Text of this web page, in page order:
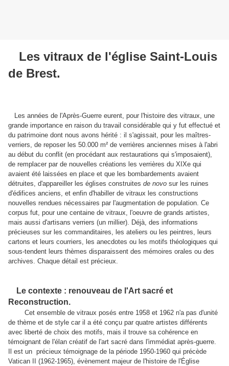
Les vitraux de l'église Saint-Louis
de Brest.
Les années de l'Après-Guerre eurent, pour l'histoire des vitraux, une
grande importance en raison du travail considérable qui y fut effectué et
du patrimoine dont nous avons hérité : il s'agissait, pour les maîtres-
verriers, de reposer les 50.000 m² de verrières anciennes mises à l'abri
au début du conflit (en procédant aux restaurations qui s'imposaient),
de remplacer par de nouvelles créations les verrières du XIXe qui
avaient été laissées en place et que les bombardements avaient
détruites, d'appareiller les églises construites de novo sur les ruines
d'édifices anciens, et enfin d'habiller de vitraux les constructions
nouvelles rendues nécessaires par l'augmentation de population. Ce
corpus fut, pour une centaine de vitraux, l'oeuvre de grands artistes,
mais aussi d'artisans verriers (un millier). Déjà, des informations
précieuses sur les commanditaires, les ateliers ou les peintres, leurs
cartons et leurs courriers, les anecdotes ou les motifs théologiques qui
sous-tendent leurs thèmes disparaissent des mémoires orales ou des
archives. Chaque détail est précieux.
Le contexte : renouveau de l'Art sacré et
Reconstruction.
Cet ensemble de vitraux posés entre 1958 et 1962 n'a pas d'unité
de thème et de style car il a été conçu par quatre artistes différents
avec liberté de choix des motifs, mais il trouve sa cohérence en
témoignant de l'élan créatif de l'art sacré dans l'immédiat après-guerre.
Il est un précieux témoignage de la période 1950-1960 qui précède
Vatican II (1962-1965), évènement majeur de l'histoire de l'Église